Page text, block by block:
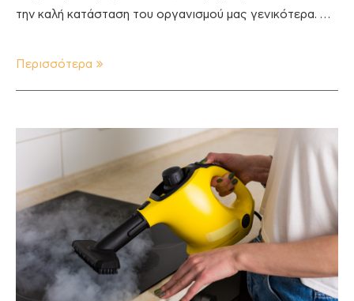
την καλή κατάσταση του οργανισμού μας γενικότερα. …
Περισσότερα